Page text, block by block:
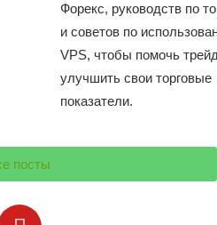
Форекс, руководств по
и советов по
VPS, чтобы помочь
улучшить свои торговые
показатели.
посты